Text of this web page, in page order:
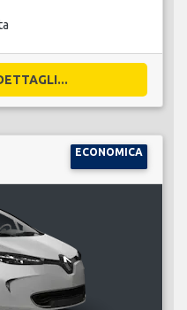
ECONOMICA